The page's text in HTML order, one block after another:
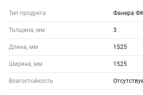
Тип продукта Фанера
Толщина, мм 3
Длина, мм 1525
Ширина, мм 1525
Влагостойкость